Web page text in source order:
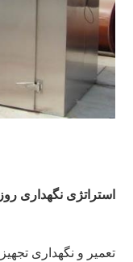
استراتژی نگهداری
تعمیر و نگهداری